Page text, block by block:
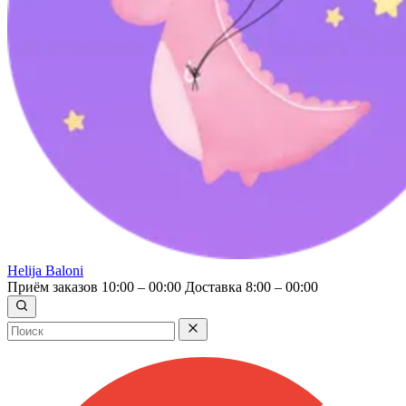
Helija Baloni
Приём заказов 10:00 – 00:00 Доставка 8:00 – 00:00